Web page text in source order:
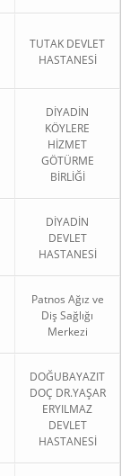
TUTAK DEVLET
HASTANESİ
DİYADİN
KÖYLERE
HİZMET
GÖTÜRME
BİRLİĞİ
DİYADİN
DEVLET
HASTANESİ
Patnos Ağız ve
Diş Sağlığı
Merkezi
DOĞUBAYAZIT
DOÇ DR.YAŞAR
ERYILMAZ
DEVLET
HASTANESİ